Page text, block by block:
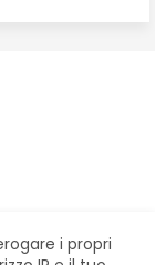
i propri